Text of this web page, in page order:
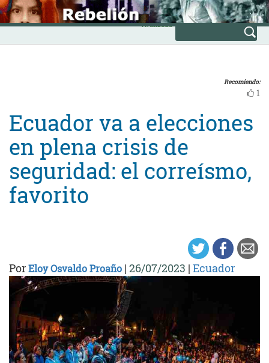
Skip
to
content
INICIO
Avanzada
Recomiendo:
1
Ecuador va a elecciones
en plena crisis de
seguridad: el correísmo,
favorito
PorEloy Osvaldo Proaño | 26/07/2023 | Ecuador